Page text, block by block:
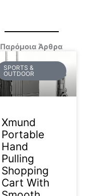
Παρόμοια Άρθρα
SPORTS &
OUTDOOR
Xmund
Portable
Hand
Pulling
Shopping
Cart With